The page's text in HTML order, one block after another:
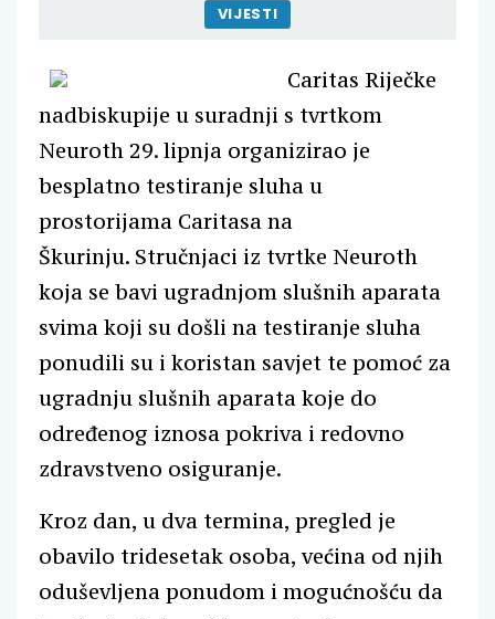
VIJESTI
Caritas Riječke
nadbiskupije u suradnji s tvrtkom
Neuroth 29. lipnja organizirao je
besplatno testiranje sluha u
prostorijama Caritasa na
Škurinju. Stručnjaci iz tvrtke Neuroth
koja se bavi ugradnjom slušnih aparata
svima koji su došli na testiranje sluha
ponudili su i koristan savjet te pomoć za
ugradnju slušnih aparata koje do
određenog iznosa pokriva i redovno
zdravstveno osiguranje.
Kroz dan, u dva termina, pregled je
obavilo tridesetak osoba, većina od njih
oduševljena ponudom i mogućnošću da